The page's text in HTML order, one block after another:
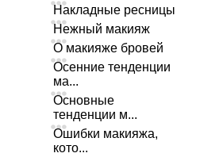
Накладные ресницы
Нежный макияж
О макияже бровей
Осенние тенденции
ма...
Основные
тенденции м...
Ошибки макияжа,
кото...